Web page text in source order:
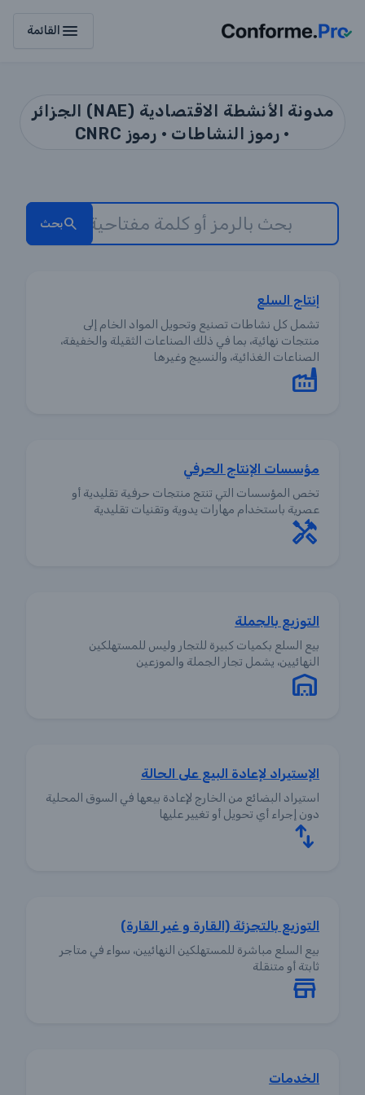
menu القائمة
مدونة الأنشطة الاقتصادية (NAE) الجزائر
• رموز النشاطات • رموز CNRC
بحث
إنتاج السلع
تشمل كل نشاطات تصنيع وتحويل المواد الخام إلى
منتجات نهائية، بما في ذلك الصناعات الثقيلة والخفيفة،
الصناعات الغذائية، والنسيج وغيرها
مؤسسات الإنتاج الحرفي
تخص المؤسسات التي تنتج منتجات حرفية تقليدية أو
عصرية باستخدام مهارات يدوية وتقنيات تقليدية
التوزيع بالجملة
بيع السلع بكميات كبيرة للتجار وليس للمستهلكين
النهائيين، يشمل تجار الجملة والموزعين
الإستيراد لإعادة البيع على الحالة
استيراد البضائع من الخارج لإعادة بيعها في السوق المحلية
دون إجراء أي تحويل أو تغيير عليها
التوزيع بالتجزئة (القارة و غير القارة)
بيع السلع مباشرة للمستهلكين النهائيين، سواء في متاجر
ثابتة أو متنقلة
الخدمات